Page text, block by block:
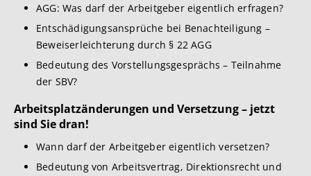
AGG: Was darf der Arbeitgeber eigentlich erfragen?
Entschädigungsansprüche bei Benachteiligung –
Beweiserleichterung durch § 22 AGG
Bedeutung des Vorstellungsgesprächs – Teilnahme
der SBV?
Arbeitsplatzänderungen und Versetzung – jetzt
sind Sie dran!
Wann darf der Arbeitgeber eigentlich versetzen?
Bedeutung von Arbeitsvertrag, Direktionsrecht und